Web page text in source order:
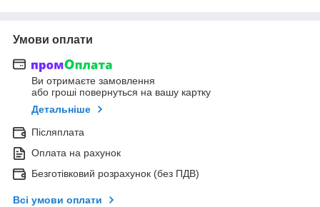
Умови оплати
Ви отримаєте замовлення
або гроші повернуться на вашу картку
Детальніше
Післяплата
Оплата на рахунок
Безготівковий розрахунок (без ПДВ)
Всі умови оплати